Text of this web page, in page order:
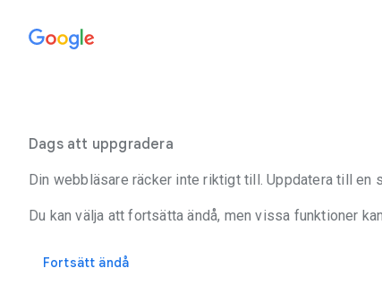
Dags att uppgradera
Din webbläsare räcker inte riktigt till. Uppdatera till
Du kan välja att fortsätta ändå, men vissa funktioner
Fortsätt ändå